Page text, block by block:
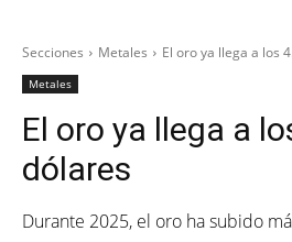
Secciones Metales El oro ya llega a los
Metales
El oro ya llega a
dólares
Durante 2025, el oro ha subido